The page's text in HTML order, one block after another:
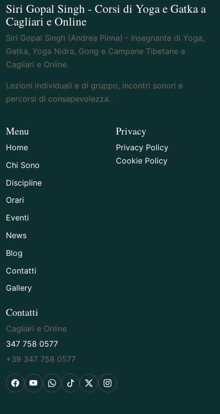
Siri Gopal Singh - Corsi di Yoga e Gatka a
Cagliari e Online
Siri Gopal Singh (Andrea Pinna) - Insegnante di Yoga,
Gatka, Yoga Nidra, Gong e Campane Tibetane a
Cagliari e Online.
Lezioni individuali e di gruppo, incontri sonori e
percorsi di consapevolezza.
Menu
Home
Chi Sono
Discipline
Orari
Eventi
News
Blog
Contatti
Gallery
Privacy
Privacy Policy
Cookie Policy
Contatti
Cagliari e Online
347 758 0577
+39 347 758 0577
Facebook
YouTubeWhatsApp
TikTok
X Instagram